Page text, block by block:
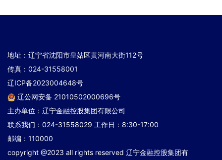
地址：辽宁省沈阳市皇姑区黄河南大街112号
传真：024-31558001
辽ICP备2023004648号
辽公网安备 21010502000696号
主办单位：辽宁金融控股集团有限公司
联系我们：024-31558029 工作日：8:30-17:00
邮编：110000
copyright @2023 all rights reserved 辽宁金融控股集团有